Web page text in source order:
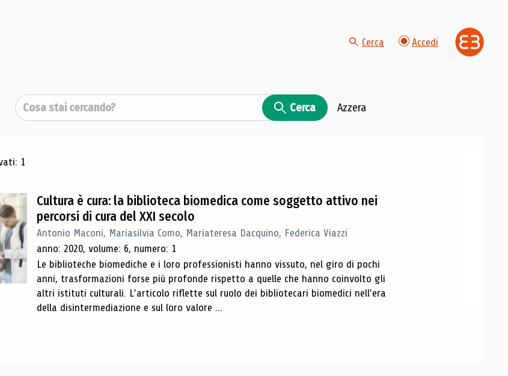
Cerca Accedi
Cerca Cerca Azzera
di ricerca
1
Cultura è cura: la biblioteca biomedica come soggetto attivo nei
percorsi di cura del XXI secolo
Antonio Maconi, Mariasilvia Como, Mariateresa Dacquino, Federica Viazzi
anno: 2020, volume: 6, numero: 1
Le biblioteche biomediche e i loro professionisti hanno vissuto, nel giro di pochi
anni, trasformazioni forse più profonde rispetto a quelle che hanno coinvolto gli
altri istituti culturali. L’articolo riflette sul ruolo dei bibliotecari biomedici nell’era
della disintermediazione e sul loro valore ...